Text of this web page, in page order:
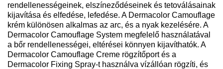
rendellenességeinek, elszíneződéseinek és tetoválásainak
kijavítása és elfedése, lefedése. A Dermacolor Camouflage
krém különösen alkalmas az arc, és a nyak kezelésére. A
Dermacolor Camouflage System megfelelő használatával
a bőr rendellenességei, eltérései könnyen kijavíthatók. A
Dermacolor Camouflage Creme rögzítőport és a
Dermacolor Fixing Spray-t használva vízállóan rögzíti, és